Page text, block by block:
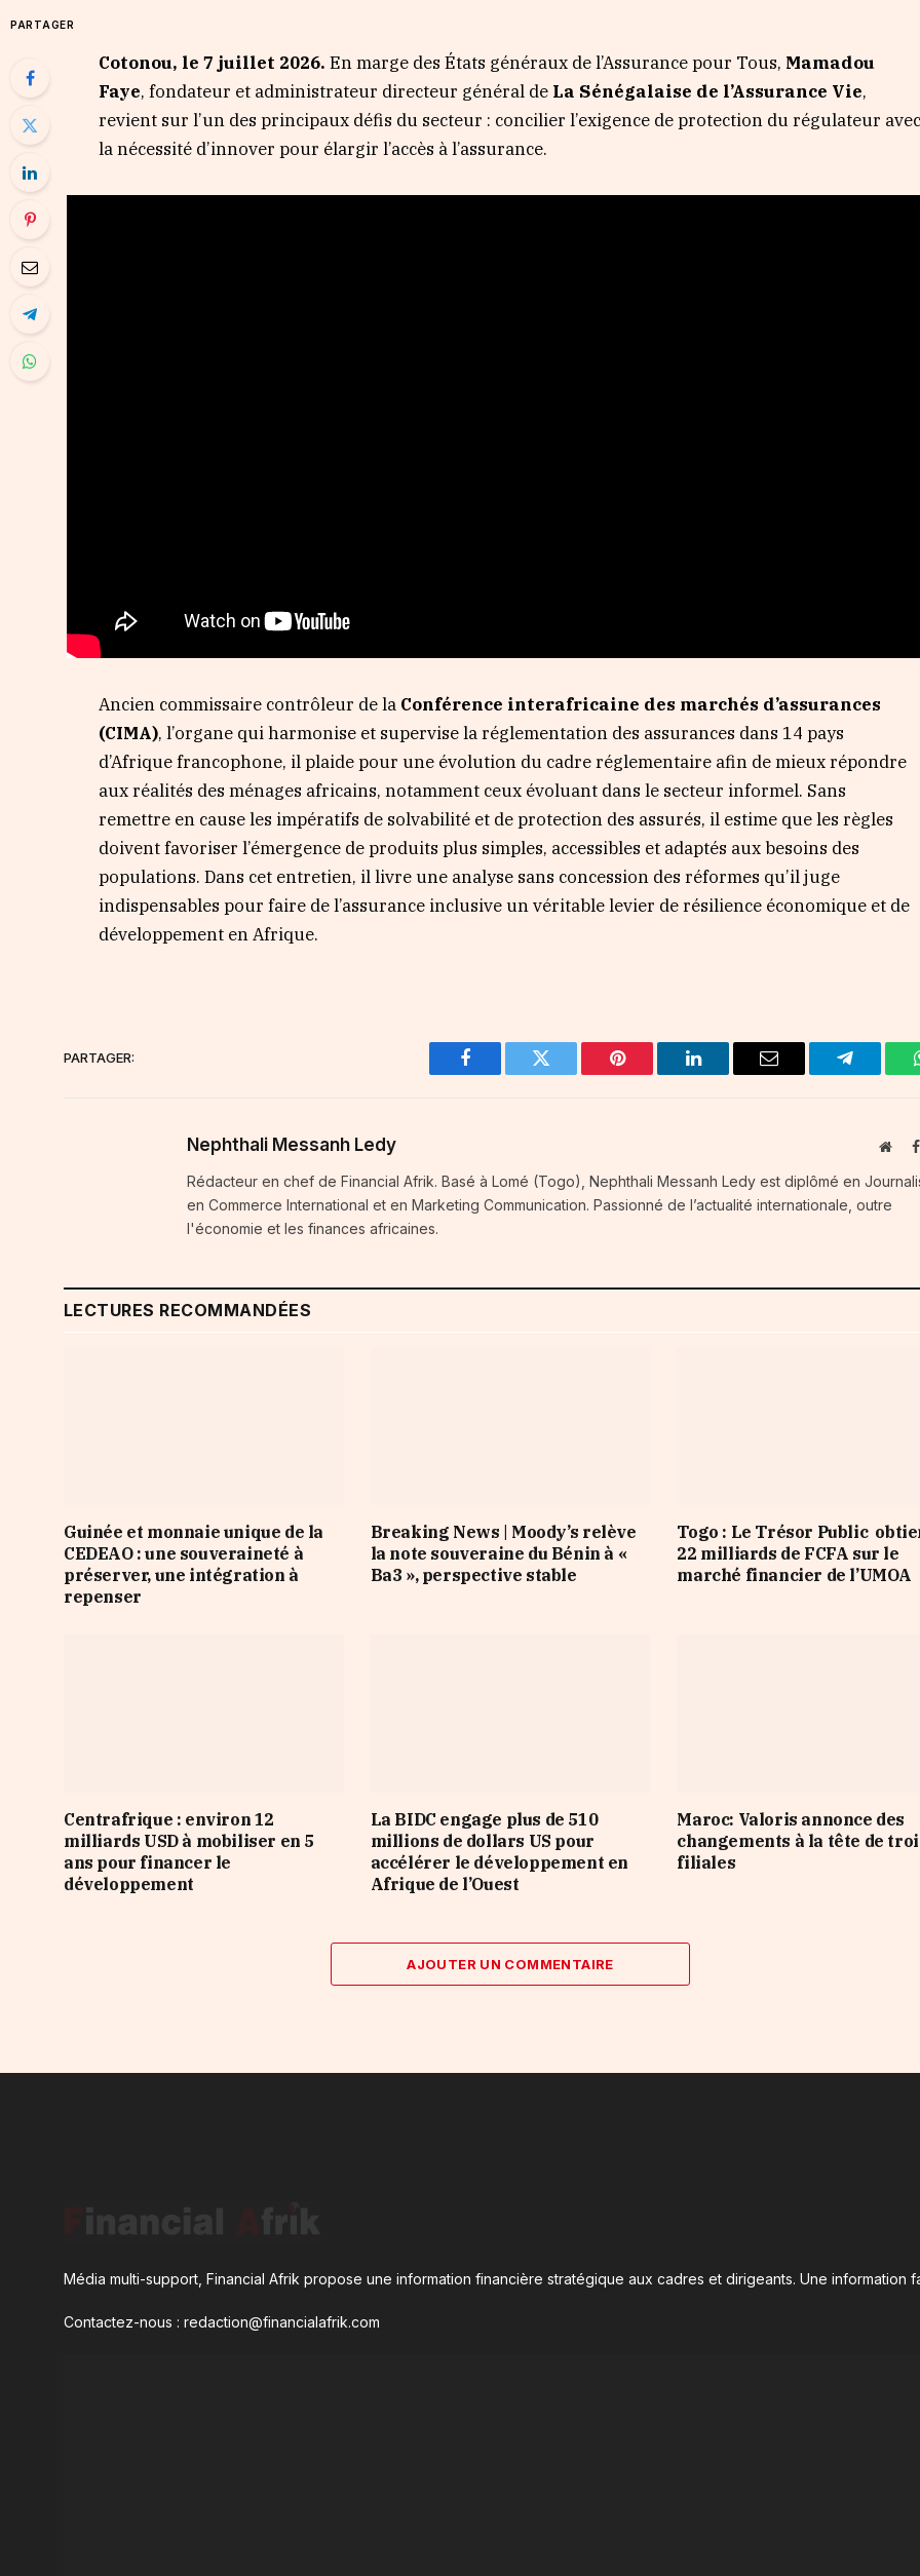
PARTAGER
Cotonou, le 7 juillet 2026. En marge des États généraux de l’Assurance pour Tous, Mamadou
Faye, fondateur et administrateur directeur général de La Sénégalaise de l’Assurance Vie,
revient sur l’un des principaux défis du secteur : concilier l’exigence de protection du régulateur
la nécessité d’innover pour élargir l’accès à l’assurance.
Ancien commissaire contrôleur de la Conférence interafricaine des marchés d’assurances
(CIMA), l’organe qui harmonise et supervise la réglementation des assurances dans 14 pays
d’Afrique francophone, il plaide pour une évolution du cadre réglementaire afin de mieux répondre
aux réalités des ménages africains, notamment ceux évoluant dans le secteur informel. Sans
remettre en cause les impératifs de solvabilité et de protection des assurés, il estime que les règles
doivent favoriser l’émergence de produits plus simples, accessibles et adaptés aux besoins des
populations. Dans cet entretien, il livre une analyse sans concession des réformes qu’il juge
indispensables pour faire de l’assurance inclusive un véritable levier de résilience économique et de
développement en Afrique.
PARTAGER:
Facebook Twitter Pinterest LinkedIn Email Telegram
Nephthali Messanh Ledy
Rédacteur en chef de Financial Afrik. Basé à Lomé (Togo), Nephthali Messanh Ledy est diplômé en
en Commerce International et en Marketing Communication. Passionné de l’actualité internationale, outre
l'économie et les finances africaines.
LECTURES RECOMMANDÉES
Guinée et monnaie unique de la
CEDEAO : une souveraineté à
préserver, une intégration à
repenser
Breaking News | Moody’s relève
la note souveraine du Bénin à «
Ba3 », perspective stable
Togo : Le Trésor Public
22 milliards de FCFA sur le
marché financier de l’UMOA
Centrafrique : environ 12
milliards USD à mobiliser en 5
ans pour financer le
développement
La BIDC engage plus de 510
millions de dollars US pour
accélérer le développement en
Afrique de l’Ouest
Maroc: Valoris annonce des
changements à la tête de
filiales
AJOUTER UN COMMENTAIRE
Média multi-support, Financial Afrik propose une information financière stratégique aux cadres et dirigeants. Une information
Contactez-nous : redaction@financialafrik.com